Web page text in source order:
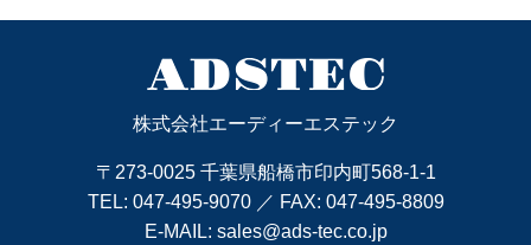
株式会社エーディーエステック
〒273-0025 千葉県船橋市印内町568-1-1
TEL: 047-495-9070／ FAX: 047-495-8809
E-MAIL: sales@ads-tec.co.jp